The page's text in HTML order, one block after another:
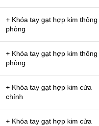
+ Khóa tay gạt hợp kim thông
phòng
+ Khóa tay gạt hợp kim thông
phòng
+ Khóa tay gạt hợp kim cửa
chính
+ Khóa tay gạt hợp kim cửa